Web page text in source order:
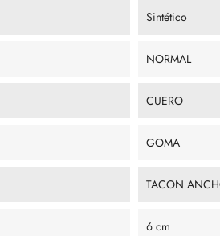
Sintético
NORMAL
CUERO
GOMA
TACON
6 cm